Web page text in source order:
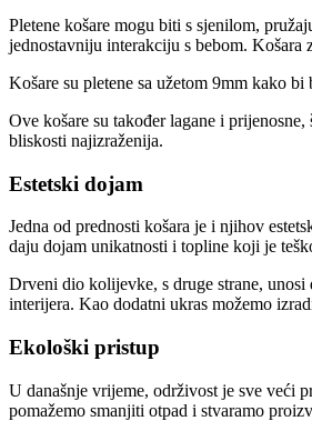
Pletene košare mogu biti s sjenilom,
jednostavniju interakciju s bebom. Košara
Košare su pletene sa užetom 9mm kako bi
Ove košare su također lagane i
bliskosti najizraženija.
Estetski dojam
Jedna od prednosti košara je i njihov
daju dojam unikatnosti i topline koji je
Drveni dio kolijevke, s druge strane,
interijera. Kao dodatni ukras možemo
Ekološki pristup
U današnje vrijeme, održivost je sve veći
pomažemo smanjiti otpad i stvaramo